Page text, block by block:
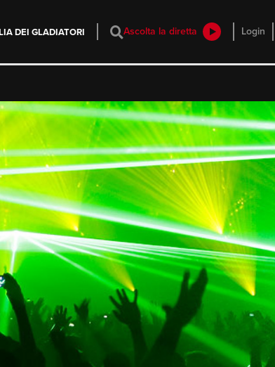
DEI GLADIATORI Ascolta la diretta Login